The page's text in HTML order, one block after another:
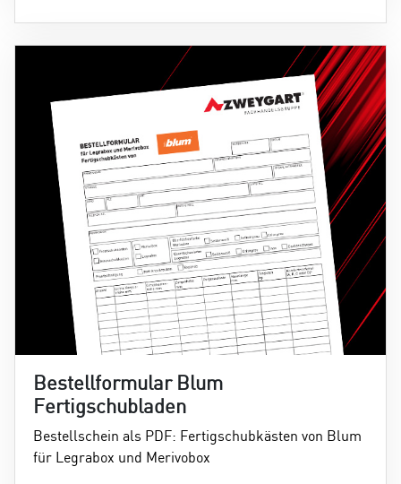
Bestellformular Blum
Fertigschubladen
Bestellschein als PDF: Fertigschubkästen von Blum
für Legrabox und Merivobox